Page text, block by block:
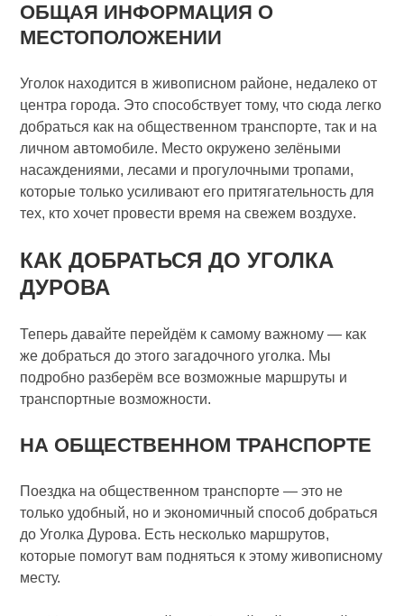
ОБЩАЯ ИНФОРМАЦИЯ О
МЕСТОПОЛОЖЕНИИ
Уголок находится в живописном районе, недалеко от
центра города. Это способствует тому, что сюда легко
добраться как на общественном транспорте, так и на
личном автомобиле. Место окружено зелёными
насаждениями, лесами и прогулочными тропами,
которые только усиливают его притягательность для
тех, кто хочет провести время на свежем воздухе.
КАК ДОБРАТЬСЯ ДО УГОЛКА
ДУРОВА
Теперь давайте перейдём к самому важному — как
же добраться до этого загадочного уголка. Мы
подробно разберём все возможные маршруты и
транспортные возможности.
НА ОБЩЕСТВЕННОМ ТРАНСПОРТЕ
Поездка на общественном транспорте — это не
только удобный, но и экономичный способ добраться
до Уголка Дурова. Есть несколько маршрутов,
которые помогут вам подняться к этому живописному
месту.